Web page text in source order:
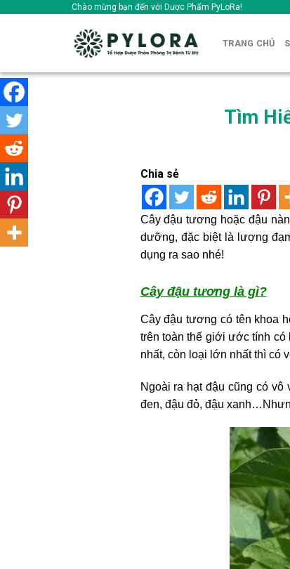
Chào mừng bạn đến với Dược Phẩm PyLoRa!
TRANG CHỦ
Tìm
Chia sẻ
Cây đậu tương hoặc đậu
dưỡng, đặc biệt là lượng
dụng ra sao nhé!
Cây đậu tương là gì?
Cây đậu tương có tên khoa
trên toàn thế giới ước tính
nhất, còn loại lớn nhất thì có
Ngoài ra hạt đậu cũng có
đen, đậu đỏ, đậu